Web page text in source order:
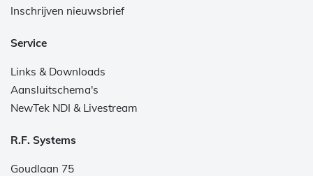
Inschrijven nieuwsbrief
Service
Links & Downloads
Aansluitschema's
NewTek NDI & Livestream
R.F. Systems
Goudlaan 75